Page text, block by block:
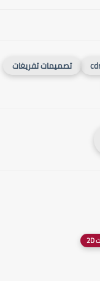
تصميمات تفريغات